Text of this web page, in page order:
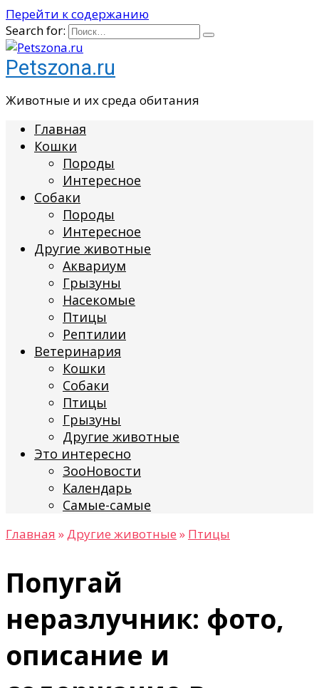
Перейти к содержанию
Search for:
Petszona.ru
Животные и их среда обитания
Главная
Кошки
Породы
Интересное
Собаки
Породы
Интересное
Другие животные
Аквариум
Грызуны
Насекомые
Птицы
Рептилии
Ветеринария
Кошки
Собаки
Птицы
Грызуны
Другие животные
Это интересно
ЗооНовости
Календарь
Самые-самые
Главная »Другие животные » Птицы
Попугай
неразлучник: фото,
описание и